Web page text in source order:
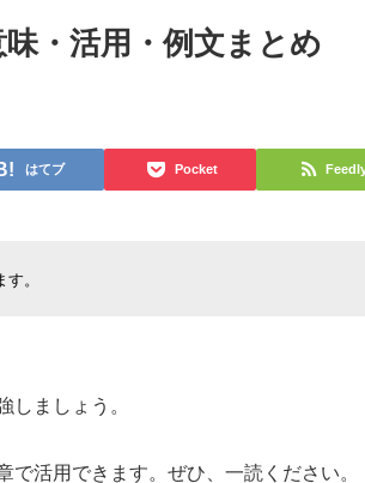
・活用・例文まとめ
はてブ Pocket
。
しましょう。
で活用できます。ぜひ、一読ください。